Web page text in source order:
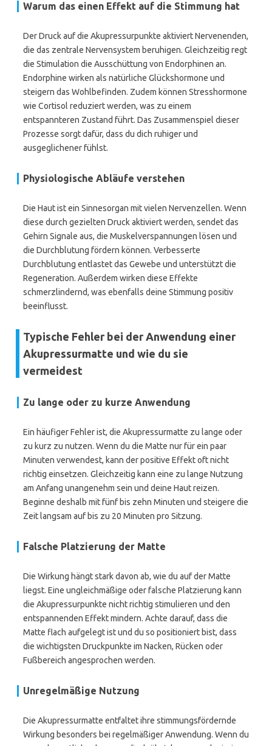
Warum das einen Effekt auf die Stimmung hat
Der Druck auf die Akupressurpunkte aktiviert Nervenenden,
die das zentrale Nervensystem beruhigen. Gleichzeitig regt
die Stimulation die Ausschüttung von Endorphinen an.
Endorphine wirken als natürliche Glückshormone und
steigern das Wohlbefinden. Zudem können Stresshormone
wie Cortisol reduziert werden, was zu einem
entspannteren Zustand führt. Das Zusammenspiel dieser
Prozesse sorgt dafür, dass du dich ruhiger und
ausgeglichener fühlst.
Physiologische Abläufe verstehen
Die Haut ist ein Sinnesorgan mit vielen Nervenzellen. Wenn
diese durch gezielten Druck aktiviert werden, sendet das
Gehirn Signale aus, die Muskelverspannungen lösen und
die Durchblutung fördern können. Verbesserte
Durchblutung entlastet das Gewebe und unterstützt die
Regeneration. Außerdem wirken diese Effekte
schmerzlindernd, was ebenfalls deine Stimmung positiv
beeinflusst.
Typische Fehler bei der Anwendung einer
Akupressurmatte und wie du sie
vermeidest
Zu lange oder zu kurze Anwendung
Ein häufiger Fehler ist, die Akupressurmatte zu lange oder
zu kurz zu nutzen. Wenn du die Matte nur für ein paar
Minuten verwendest, kann der positive Effekt oft nicht
richtig einsetzen. Gleichzeitig kann eine zu lange Nutzung
am Anfang unangenehm sein und deine Haut reizen.
Beginne deshalb mit fünf bis zehn Minuten und steigere die
Zeit langsam auf bis zu 20 Minuten pro Sitzung.
Falsche Platzierung der Matte
Die Wirkung hängt stark davon ab, wie du auf der Matte
liegst. Eine ungleichmäßige oder falsche Platzierung kann
die Akupressurpunkte nicht richtig stimulieren und den
entspannenden Effekt mindern. Achte darauf, dass die
Matte flach aufgelegt ist und du so positioniert bist, dass
die wichtigsten Druckpunkte im Nacken, Rücken oder
Fußbereich angesprochen werden.
Unregelmäßige Nutzung
Die Akupressurmatte entfaltet ihre stimmungsfördernde
Wirkung besonders bei regelmäßiger Anwendung. Wenn du